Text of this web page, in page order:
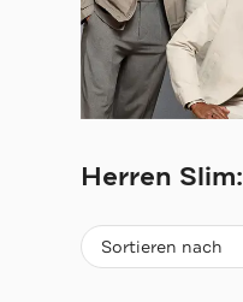
Herren Slim:
Sortieren nach
Beliebteste